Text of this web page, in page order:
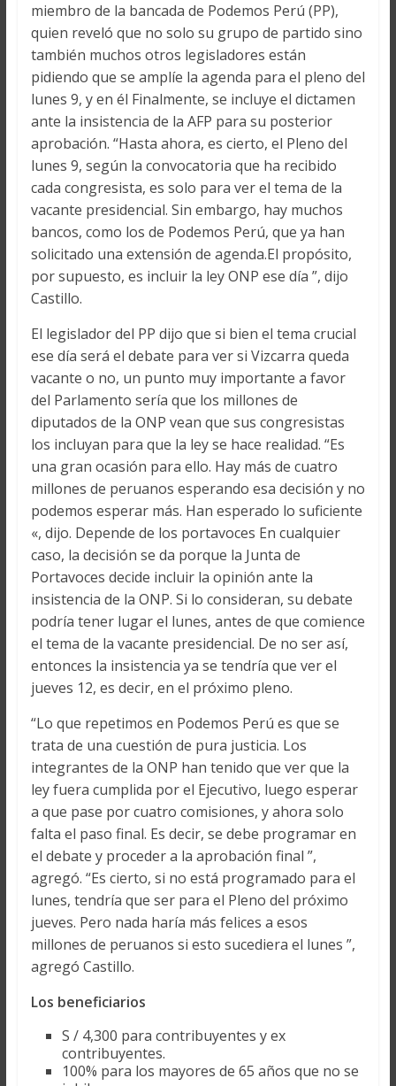
miembro de la bancada de Podemos Perú (PP),
quien reveló que no solo su grupo de partido sino
también muchos otros legisladores están
pidiendo que se amplíe la agenda para el pleno del
lunes 9, y en él Finalmente, se incluye el dictamen
ante la insistencia de la AFP para su posterior
aprobación. “Hasta ahora, es cierto, el Pleno del
lunes 9, según la convocatoria que ha recibido
cada congresista, es solo para ver el tema de la
vacante presidencial. Sin embargo, hay muchos
bancos, como los de Podemos Perú, que ya han
solicitado una extensión de agenda.El propósito,
por supuesto, es incluir la ley ONP ese día ”, dijo
Castillo.
El legislador del PP dijo que si bien el tema crucial
ese día será el debate para ver si Vizcarra queda
vacante o no, un punto muy importante a favor
del Parlamento sería que los millones de
diputados de la ONP vean que sus congresistas
los incluyan para que la ley se hace realidad. “Es
una gran ocasión para ello. Hay más de cuatro
millones de peruanos esperando esa decisión y no
podemos esperar más. Han esperado lo suficiente
«, dijo. Depende de los portavoces En cualquier
caso, la decisión se da porque la Junta de
Portavoces decide incluir la opinión ante la
insistencia de la ONP. Si lo consideran, su debate
podría tener lugar el lunes, antes de que comience
el tema de la vacante presidencial. De no ser así,
entonces la insistencia ya se tendría que ver el
jueves 12, es decir, en el próximo pleno.
“Lo que repetimos en Podemos Perú es que se
trata de una cuestión de pura justicia. Los
integrantes de la ONP han tenido que ver que la
ley fuera cumplida por el Ejecutivo, luego esperar
a que pase por cuatro comisiones, y ahora solo
falta el paso final. Es decir, se debe programar en
el debate y proceder a la aprobación final ”,
agregó. “Es cierto, si no está programado para el
lunes, tendría que ser para el Pleno del próximo
jueves. Pero nada haría más felices a esos
millones de peruanos si esto sucediera el lunes ”,
agregó Castillo.
Los beneficiarios
S / 4,300 para contribuyentes y ex
contribuyentes.
100% para los mayores de 65 años que no se